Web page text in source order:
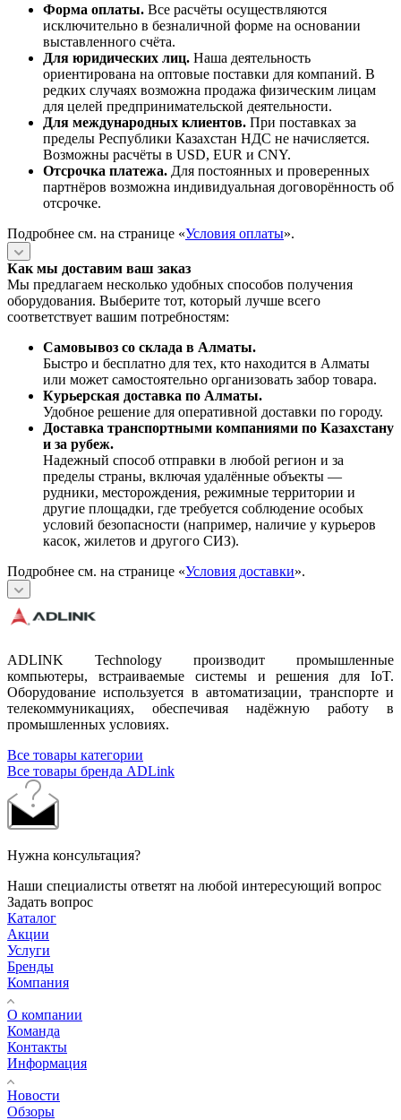
Форма оплаты. Все расчёты осуществляются
исключительно в безналичной форме на основании
выставленного счёта.
Для юридических лиц. Наша деятельность
ориентирована на оптовые поставки для компаний. В
редких случаях возможна продажа физическим лицам
для целей предпринимательской деятельности.
Для международных клиентов. При поставках за
пределы Республики Казахстан НДС не начисляется.
Возможны расчёты в USD, EUR и CNY.
Отсрочка платежа. Для постоянных и проверенных
партнёров возможна индивидуальная договорённость об
отсрочке.
Подробнее см. на странице «Условия оплаты».
Как мы доставим ваш заказ
Мы предлагаем несколько удобных способов получения
оборудования. Выберите тот, который лучше всего
соответствует вашим потребностям:
Самовывоз со склада в Алматы.
Быстро и бесплатно для тех, кто находится в Алматы
или может самостоятельно организовать забор товара.
Курьерская доставка по Алматы.
Удобное решение для оперативной доставки по городу.
Доставка транспортными компаниями по Казахстану
и за рубеж.
Надежный способ отправки в любой регион и за
пределы страны, включая удалённые объекты —
рудники, месторождения, режимные территории и
другие площадки, где требуется соблюдение особых
условий безопасности (например, наличие у курьеров
касок, жилетов и другого СИЗ).
Подробнее см. на странице «Условия доставки».
ADLINK Technology производит промышленные
компьютеры, встраиваемые системы и решения для IoT.
Оборудование используется в автоматизации, транспорте и
телекоммуникациях, обеспечивая надёжную работу в
промышленных условиях.
Все товары категории
Все товары бренда ADLink
Нужна консультация?
Наши специалисты ответят на любой интересующий вопрос
Задать вопрос
Каталог
Акции
Услуги
Бренды
Компания
О компании
Команда
Контакты
Информация
Новости
Обзоры